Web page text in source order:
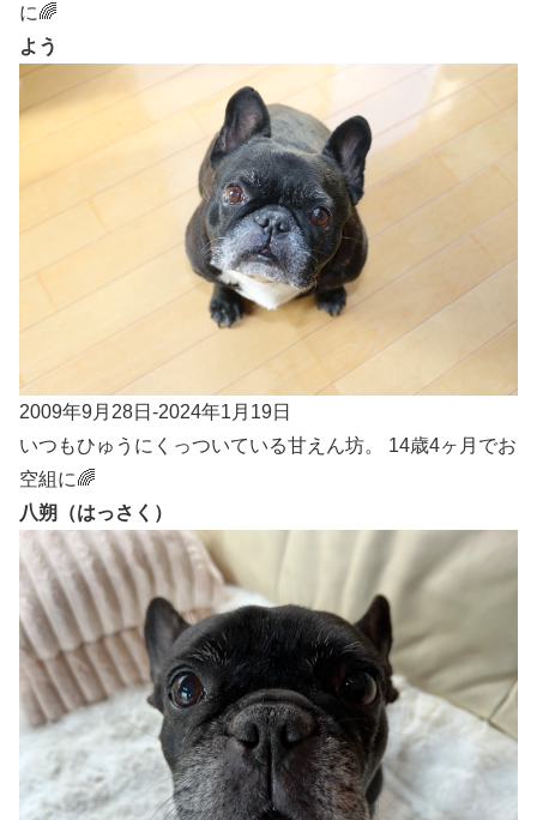
に🌈
よう
2009年9月28日-2024年1月19日
いつもひゅうにくっついている甘えん坊。 14歳4ヶ月でお
空組に🌈
八朔（はっさく）